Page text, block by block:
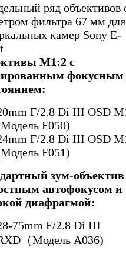
ряд объективов
фильтра 67 мм для
камер Sony E-
M1:2 с
фокусным
F/2.8 Di III OSD
F050)
F/2.8 Di III OSD
F051)
зум-объектив
автофокусом и
диафрагмой:
75mm F/2.8 Di III
（Модель A036)